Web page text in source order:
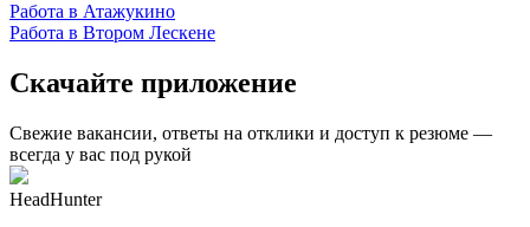
Работа в Атажукино
Работа в Втором Лескене
Скачайте приложение
Свежие вакансии, ответы на отклики и доступ к резюме —
всегда у вас под рукой
HeadHunter